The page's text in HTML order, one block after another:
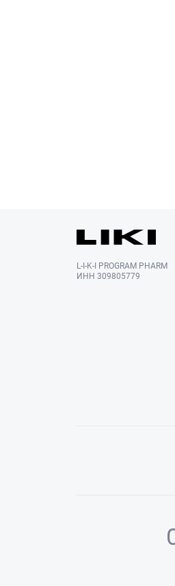
L-I-K-I PROGRAM PHARM
ИНН 309805779